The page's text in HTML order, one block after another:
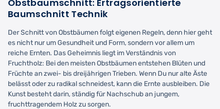
Obstbaumschnitt: Ertragsorientierte
Baumschnitt Technik
Der Schnitt von Obstbäumen folgt eigenen Regeln, denn hier geht
es nicht nur um Gesundheit und Form, sondern vor allem um
reiche Ernten. Das Geheimnis liegt im Verständnis von
Fruchtholz: Bei den meisten Obstbäumen entstehen Blüten und
Früchte an zwei- bis dreijährigen Trieben. Wenn Du nur alte Äste
belässt oder zu radikal schneidest, kann die Ernte ausbleiben. Die
Kunst besteht darin, ständig für Nachschub an jungem,
fruchttragendem Holz zu sorgen.